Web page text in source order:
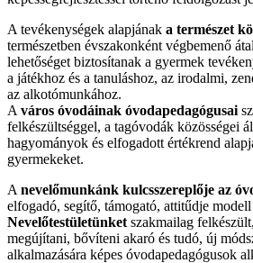
A tevékenységek alapjának a természet
természetben évszakonként végbemenő
lehetőséget biztosítanak a gyermek
a játékhoz és a tanuláshoz, az irodalmi,
az alkotómunkához.
A város óvodáinak óvodapedagógusai
felkészültséggel, a tagóvodák közösségei
hagyományok és elfogadott értékrend
gyermekeket.
A nevelőmunkánk kulcsszereplője az
elfogadó, segítő, támogató, attitűdje
Nevelőtestületünket szakmailag
megújítani, bővíteni akaró és tudó, új
alkalmazására képes óvodapedagógusok